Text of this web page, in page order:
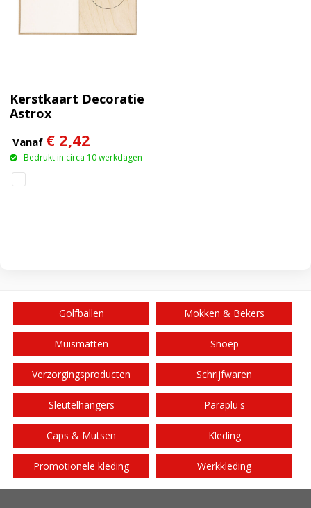
Kerstkaart Decoratie
Astrox
Vanaf € 2,42
Bedrukt in circa 10 werkdagen
Golfballen Mokken & Bekers
Muismatten Snoep
Verzorgingsproducten Schrijfwaren
Sleutelhangers Paraplu's
Caps & Mutsen Kleding
Promotionele kleding Werkkleding